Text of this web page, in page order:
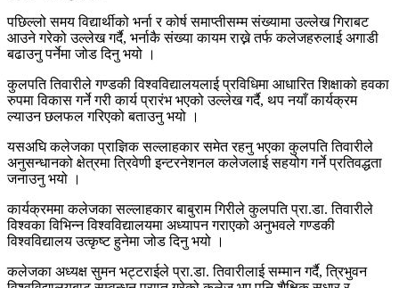
पछिल्लो समय विद्यार्थीको भर्ना र कोर्ष समाप्तीसम्म संख्यामा उल्लेख गिराबट
आउने गरेको उल्लेख गर्दै, भर्नाकै संख्या कायम राख्ने तर्फ कलेजहरुलाई अगाडी
बढाउनु पर्नेमा जोड दिनु भयो ।
कुलपति तिवारीले गण्डकी विश्वविद्यालयलाई प्रविधिमा आधारित शिक्षाको हवका
रुपमा विकास गर्ने गरी कार्य प्रारंभ भएको उल्लेख गर्दै, थप नयाँ कार्यक्रम
ल्याउन छलफल गरिएको बताउनु भयो ।
यसअघि कलेजका प्राज्ञिक सल्लाहकार समेत रहनु भएका कुलपति तिवारीले
अनुसन्धानको क्षेत्रमा त्रिवेणी इन्टरनेशनल कलेजलाई सहयोग गर्ने प्रतिवद्धता
जनाउनु भयो ।
कार्यक्रममा कलेजका सल्लाहकार बाबुराम गिरीले कुलपति प्रा.डा. तिवारीले
विश्वका विभिन्न विश्वविद्यालयमा अध्यापन गराएको अनुभवले गण्डकी
विश्वविद्यालय उत्कृष्ट हुनेमा जोड दिनु भयो ।
कलेजका अध्यक्ष सुमन भट्टराईले प्रा.डा. तिवारीलाई सम्मान गर्दै, त्रिभुवन